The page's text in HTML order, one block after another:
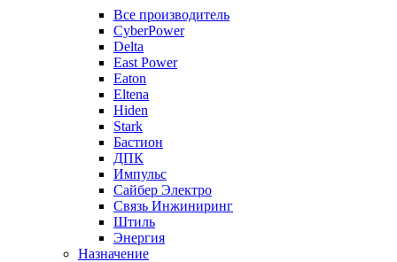
Все производитель
CyberPower
Delta
East Power
Eaton
Eltena
Hiden
Stark
Бастион
ДПК
Импульс
Сайбер Электро
Связь Инжиниринг
Штиль
Энергия
Назначение